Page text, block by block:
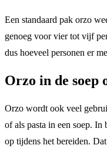
Een standaard pak orzo
genoeg voor vier tot vijf
dus hoeveel personen er
Orzo in de soep
Orzo wordt ook veel
of als pasta in een soep.
op tijdens het bereiden.